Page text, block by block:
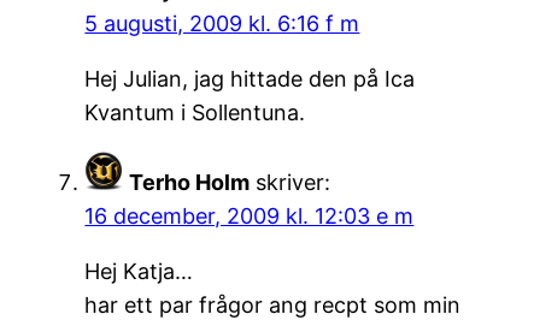
5 augusti, 2009 kl. 6:16 f m
Hej Julian, jag hittade den på Ica
Kvantum i Sollentuna.
Terho Holm skriver:
16 december, 2009 kl. 12:03 e m
Hej Katja…
har ett par frågor ang recpt som min